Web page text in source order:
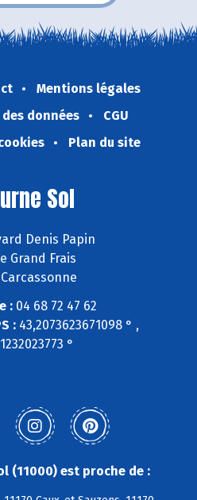
Mentions légales
données
CGU
Plan du site
Sol
Denis Papin
Grand Frais
:04 68 72 47 62
:43,2073623671098 ° ,
°
(11000) est proche de :